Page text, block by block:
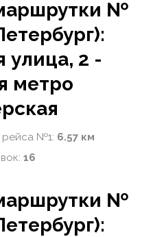
№
улица, 2 -
метро
рейса №1: 6.57 км
16
№